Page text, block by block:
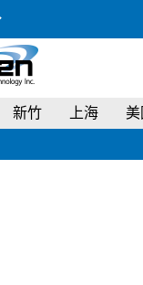
Frequency
Type PCB
新竹 上海 美